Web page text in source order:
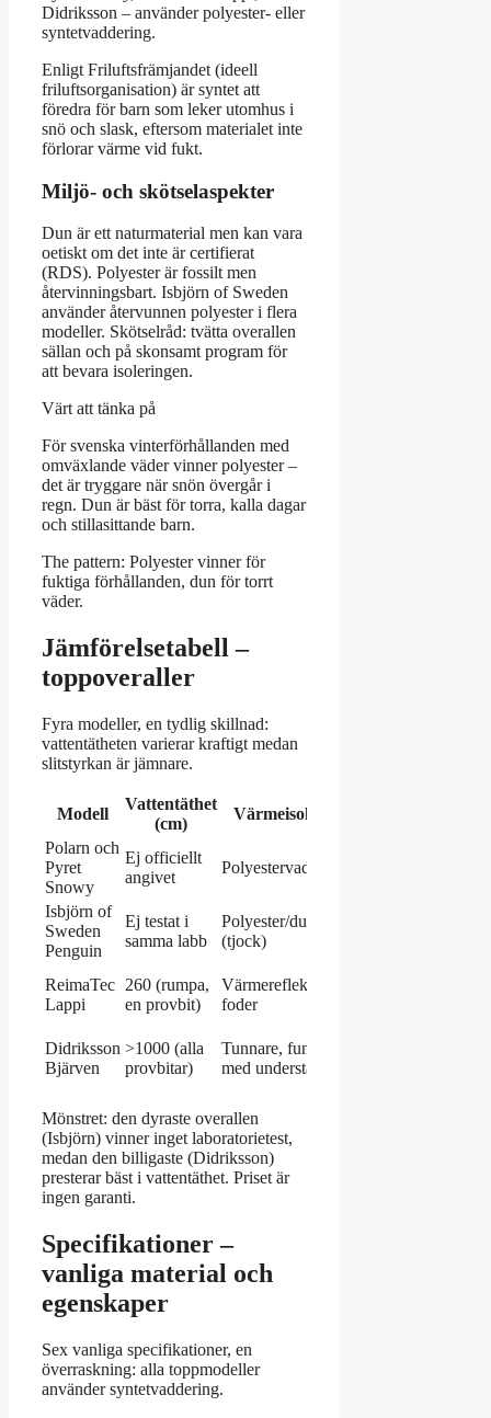
Didriksson – använder polyester- eller
syntetvaddering.
Enligt Friluftsfrämjandet (ideell
friluftsorganisation) är syntet att
föredra för barn som leker utomhus i
snö och slask, eftersom materialet inte
förlorar värme vid fukt.
Miljö- och skötselaspekter
Dun är ett naturmaterial men kan vara
oetiskt om det inte är certifierat
(RDS). Polyester är fossilt men
återvinningsbart. Isbjörn of Sweden
använder återvunnen polyester i flera
modeller. Skötselråd: tvätta overallen
sällan och på skonsamt program för
att bevara isoleringen.
Värt att tänka på
För svenska vinterförhållanden med
omväxlande väder vinner polyester –
det är tryggare när snön övergår i
regn. Dun är bäst för torra, kalla dagar
och stillasittande barn.
The pattern: Polyester vinner för
fuktiga förhållanden, dun för torrt
väder.
Jämförelsetabell –
toppoveraller
Fyra modeller, en tydlig skillnad:
vattentätheten varierar kraftigt medan
slitstyrkan är jämnare.
Modell
Vattentäthet
(cm)
Värmeisolering
Polarn och
Pyret
Snowy
Ej officiellt
angivet
Polyestervaddering
Isbjörn of
Sweden
Penguin
Ej testat i
samma labb
Polyester/dun
(tjock)
ReimaTec
Lappi
260 (rumpa,
en provbit)
Värmereflekterande
foder
Didriksson
Bjärven
>1000 (alla
provbitar)
Tunnare, fungerar
med underställ
Mönstret: den dyraste overallen
(Isbjörn) vinner inget laboratorietest,
medan den billigaste (Didriksson)
presterar bäst i vattentäthet. Priset är
ingen garanti.
Specifikationer –
vanliga material och
egenskaper
Sex vanliga specifikationer, en
överraskning: alla toppmodeller
använder syntetvaddering.